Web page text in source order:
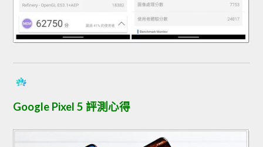
Google Pixel 5 評測心得